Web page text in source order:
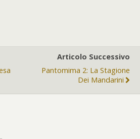
Articolo Successivo
Pantomima 2: La Stagione
Dei Mandarini